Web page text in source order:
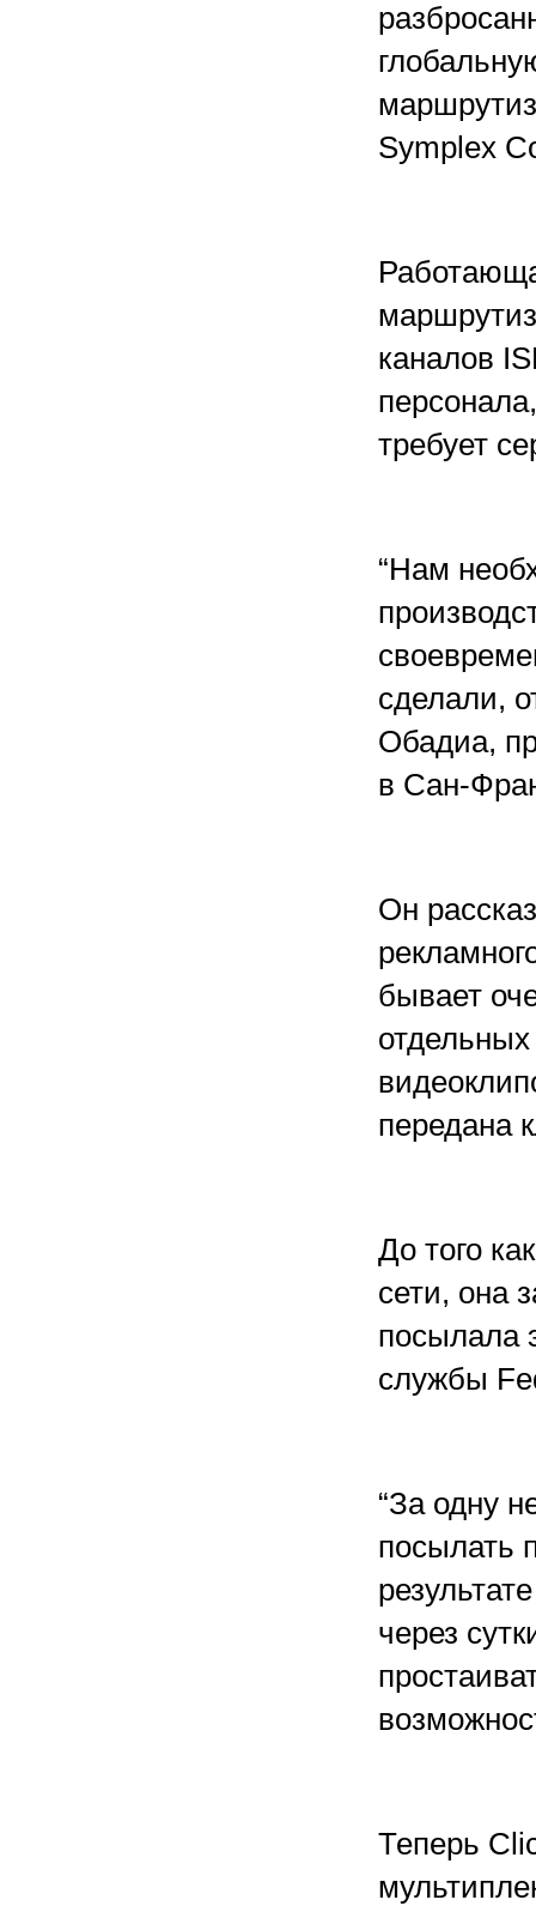
Symplex
каналов
требует
“Нам
сделали,
Обадиа,
в Сан-
Он
бывает
передана
До того
сети, она
посылала
службы
“За одну
посылать
через
Теперь